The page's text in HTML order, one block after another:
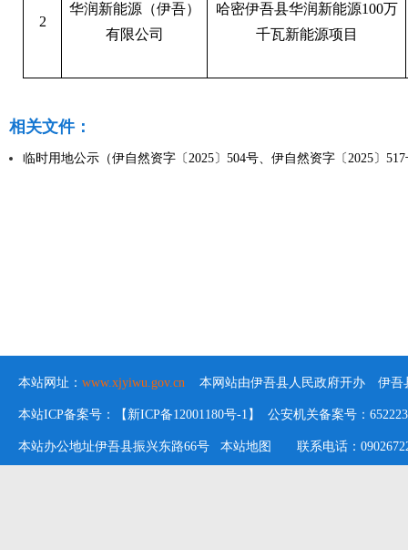
2
华润新能源（伊吾）
有限公司
哈密伊吾县华润新能源100万
千瓦新能源项目
相关文件：
临时用地公示（伊自然资字〔2025〕504号、伊自然资字〔2025〕
本站网址： www.xjyiwu.gov.cn 本网站由伊吾县人民政府开办 伊吾
本站ICP备案号：【新ICP备12001180号-1】 公安机关备案号：
本站办公地址伊吾县振兴东路66号 本站地图 联系电话：